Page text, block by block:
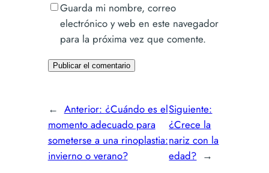
Guarda mi nombre, correo
electrónico y web en este navegador
para la próxima vez que comente.
← Anterior: ¿Cuándo es el
momento adecuado para
someterse a una rinoplastia:
invierno o verano?
Siguiente:
¿Crece la
nariz con la
edad? →